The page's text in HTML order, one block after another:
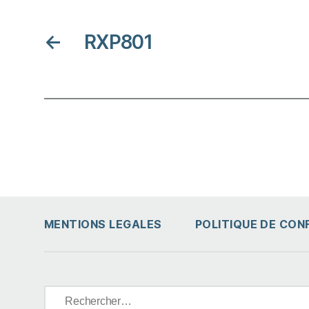
← RXP801
MENTIONS LEGALES POLITIQUE DE